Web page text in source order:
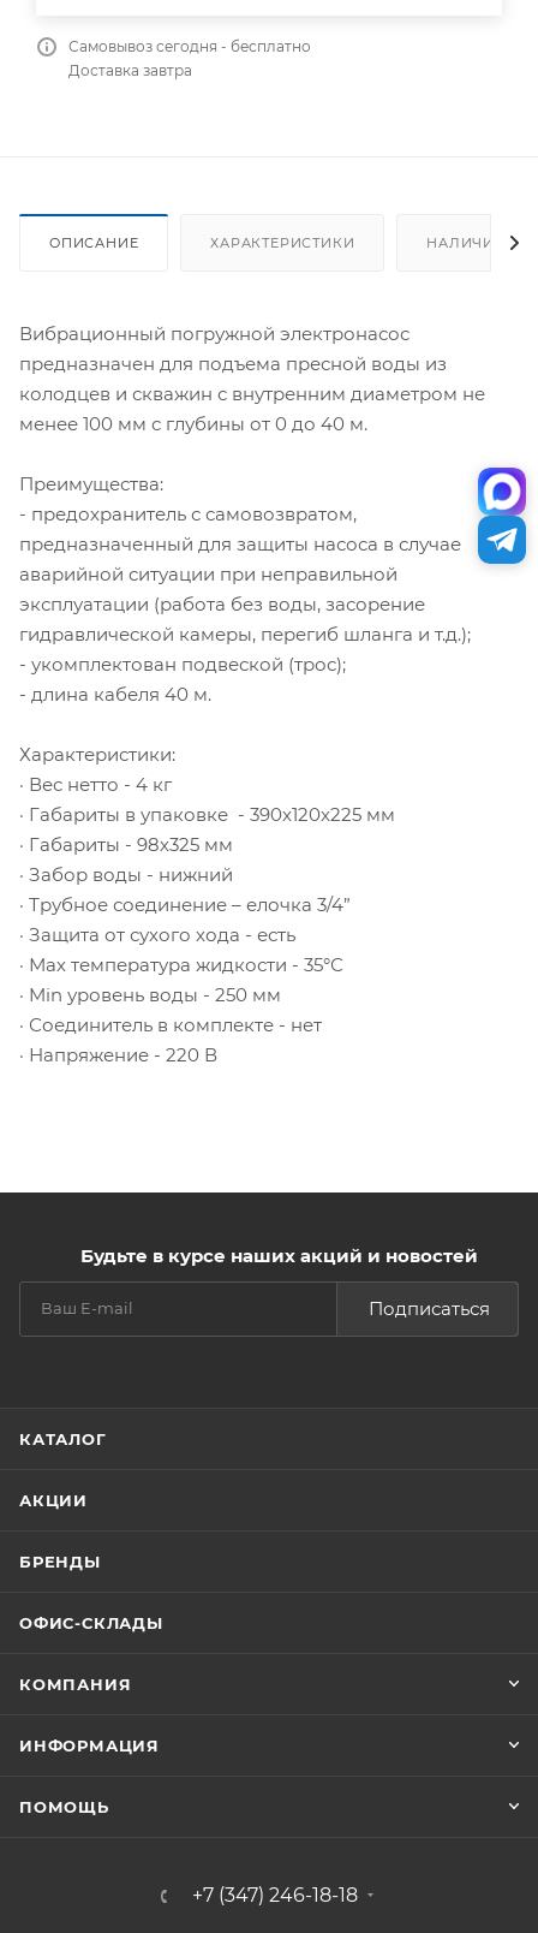
Самовывоз сегодня - бесплатно
Доставка завтра
ОПИСАНИЕ ХАРАКТЕРИСТИКИ НАЛИЧИЕ
Вибрационный погружной электронасос
предназначен для подъема пресной воды из
колодцев и скважин с внутренним диаметром не
менее 100 мм с глубины от 0 до 40 м.
Преимущества:
- предохранитель с самовозвратом,
предназначенный для защиты насоса в случае
аварийной ситуации при неправильной
эксплуатации (работа без воды, засорение
гидравлической камеры, перегиб шланга и т.д.);
- укомплектован подвеской (трос);
- длина кабеля 40 м.
Характеристики:
· Вес нетто - 4 кг
· Габариты в упаковке - 390x120x225 мм
· Габариты - 98х325 мм
· Забор воды - нижний
· Трубное соединение – елочка 3/4”
· Защита от сухого хода - есть
· Мах температура жидкости - 35°С
· Min уровень воды - 250 мм
· Соединитель в комплекте - нет
· Напряжение - 220 В
Будьте в курсе наших акций и новостей
Подписаться
КАТАЛОГ
АКЦИИ
БРЕНДЫ
ОФИС-СКЛАДЫ
КОМПАНИЯ
ИНФОРМАЦИЯ
ПОМОЩЬ
+7 (347) 246-18-18